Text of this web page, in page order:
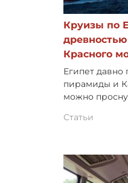
Круизы по
Красного
Египет давно
пирамиды и
можно
Статьи